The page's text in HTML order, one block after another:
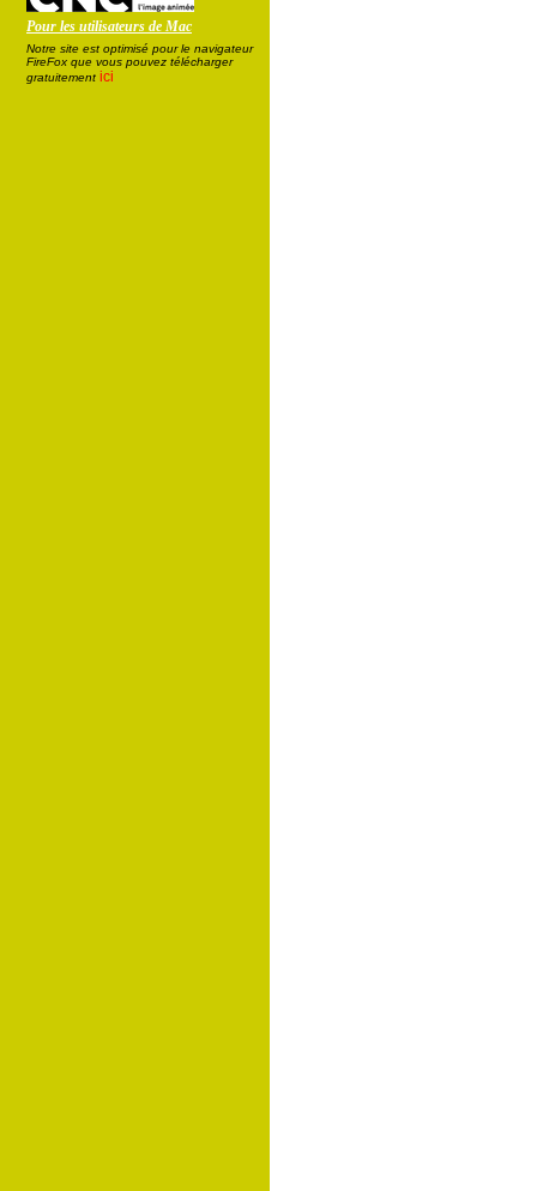
Pour les utilisateurs de Mac
Notre site est optimisé pour le navigateur
FireFox que vous pouvez télécharger
gratuitement ici